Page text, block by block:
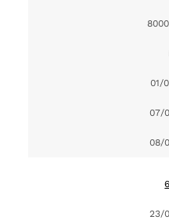
01/
07/
08/
23/